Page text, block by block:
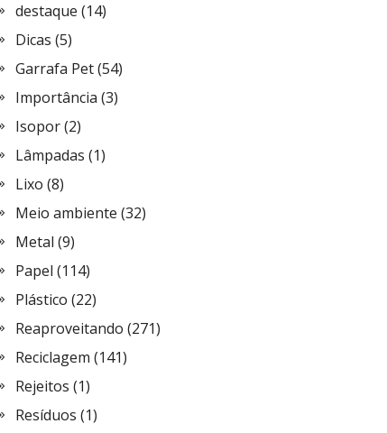
destaque (14)
Dicas (5)
Garrafa Pet(54)
Importância (3)
Isopor(2)
Lâmpadas (1)
Lixo (8)
Meio ambiente (32)
Metal (9)
Papel (114)
Plástico (22)
Reaproveitando (271)
Reciclagem (141)
Rejeitos (1)
Resíduos (1)